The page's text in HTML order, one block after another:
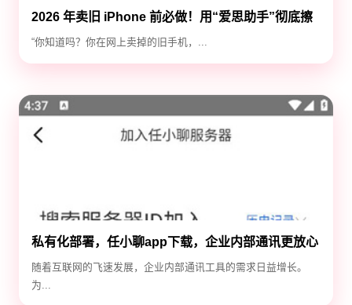
2026 年卖旧 iPhone 前必做！用“爱思助手”彻底擦
除隐私，防止数据泄露
“你知道吗？你在网上卖掉的旧手机，...
私有化部署，任小聊app下载，企业内部通讯更放心
随着互联网的飞速发展，企业内部通讯工具的需求日益增长。
为...